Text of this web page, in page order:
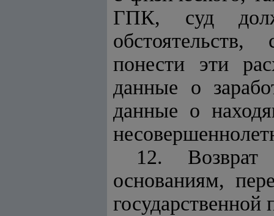
ГПК, суд
понести эти
данные о
данные о
12. Возврат
основаниям,